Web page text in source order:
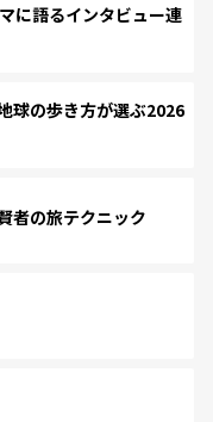
に語るインタビュー連
球の歩き方が選ぶ2026
者の旅テクニック